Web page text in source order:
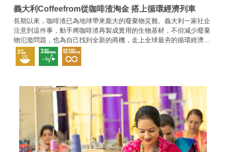
義大利Coffeefrom從咖啡渣淘金 搭上循環經濟列車
長期以來，咖啡渣已為地球帶來龐大的廢棄物災難。義大利一家社企
注意到這件事，動手將咖啡渣再製成實用的生物基材，不但減少廢棄
物氾濫問題，也為自己找到全新的商機，走上全球最夯的循環經濟之
路。